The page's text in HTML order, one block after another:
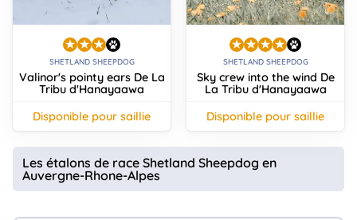
SHETLAND SHEEPDOG
Valinor's pointy ears De La
Tribu d'Hanayaawa
disponible pour saillie
SHETLAND SHEEPDOG
Sky crew into the wind De
La Tribu d'Hanayaawa
disponible pour saillie
Les étalons de race Shetland Sheepdog en
Auvergne-Rhone-Alpes